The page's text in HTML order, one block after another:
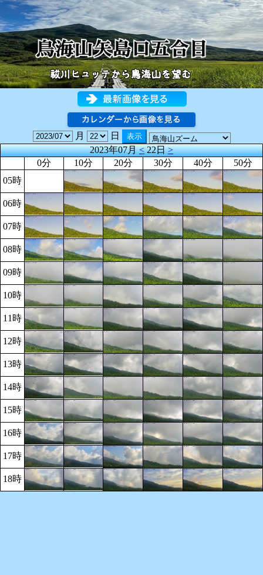
月
日
2023年07月<22日>
0分
10分 20分 30分 40分
50分
05時
06時
07時
08時
09時
10時
11時
12時
13時
14時
15時
16時
17時
18時